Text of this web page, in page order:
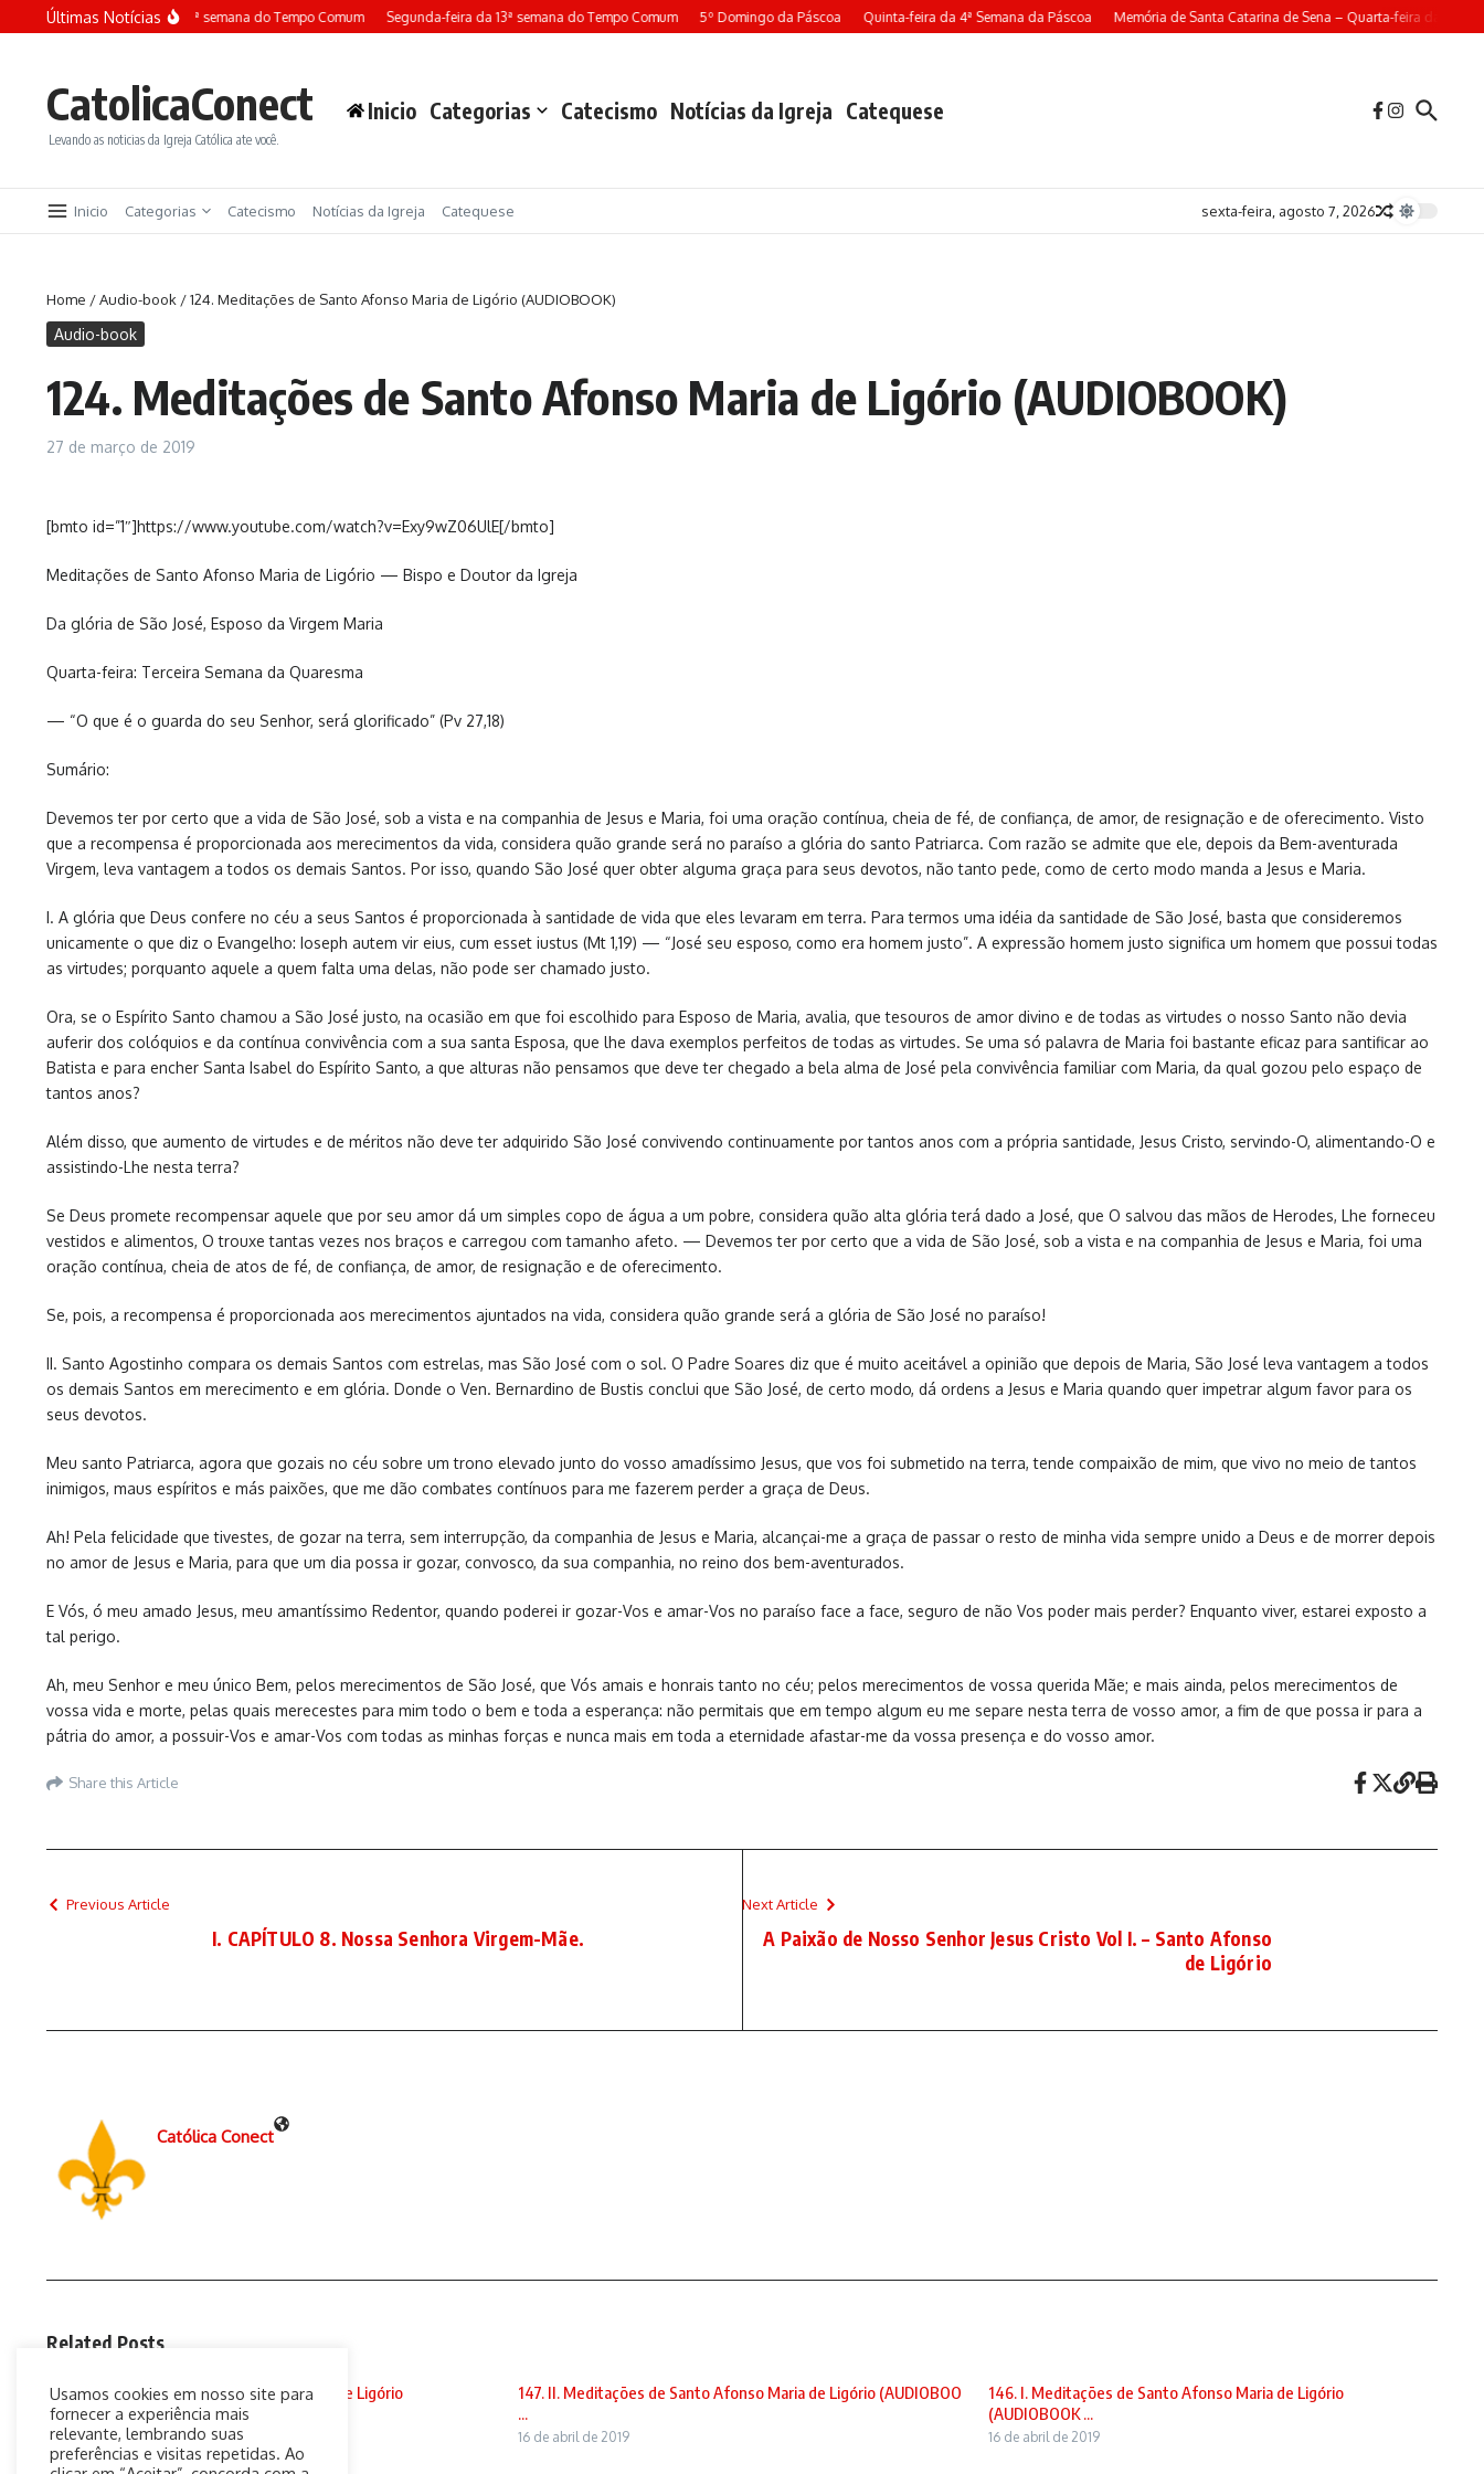
Ir para o conteúdo
Últimas Notícias
Terça-feira da 13ª semana do Tempo Comum Segunda-feira da 13ª semana do Tempo Comum 5º Domingo da Páscoa Quinta-feira da 4ª Semana da Páscoa Memória de Santa Catarina de Sena – Quarta-feira da 4ª
CatolicaConect
Levando as noticias da Igreja Católica ate você.
Inicio Categorias Catecismo Notícias da Igreja Catequese
Inicio Categorias Catecismo Notícias da Igreja Catequese sexta-feira, agosto 7, 2026
Home /Audio-book /124. Meditações de Santo Afonso Maria de Ligório (AUDIOBOOK)
Audio-book
124. Meditações de Santo Afonso Maria de Ligório (AUDIOBOOK)
27 de março de 2019
[bmto id=”1″]https://www.youtube.com/watch?v=Exy9wZ06UlE[/bmto]
Meditações de Santo Afonso Maria de Ligório — Bispo e Doutor da Igreja
Da glória de São José, Esposo da Virgem Maria
Quarta-feira: Terceira Semana da Quaresma
— “O que é o guarda do seu Senhor, será glorificado” (Pv 27,18)
Sumário:
Devemos ter por certo que a vida de São José, sob a vista e na companhia de Jesus e Maria, foi uma oração contínua, cheia de fé, de confiança, de amor, de resignação e de oferecimento. Visto
que a recompensa é proporcionada aos merecimentos da vida, considera quão grande será no paraíso a glória do santo Patriarca. Com razão se admite que ele, depois da Bem-aventurada
Virgem, leva vantagem a todos os demais Santos. Por isso, quando São José quer obter alguma graça para seus devotos, não tanto pede, como de certo modo manda a Jesus e Maria.
I. A glória que Deus confere no céu a seus Santos é proporcionada à santidade de vida que eles levaram em terra. Para termos uma idéia da santidade de São José, basta que consideremos
unicamente o que diz o Evangelho: Ioseph autem vir eius, cum esset iustus (Mt 1,19) — “José seu esposo, como era homem justo”. A expressão homem justo significa um homem que possui todas
as virtudes; porquanto aquele a quem falta uma delas, não pode ser chamado justo.
Ora, se o Espírito Santo chamou a São José justo, na ocasião em que foi escolhido para Esposo de Maria, avalia, que tesouros de amor divino e de todas as virtudes o nosso Santo não devia
auferir dos colóquios e da contínua convivência com a sua santa Esposa, que lhe dava exemplos perfeitos de todas as virtudes. Se uma só palavra de Maria foi bastante eficaz para santificar ao
Batista e para encher Santa Isabel do Espírito Santo, a que alturas não pensamos que deve ter chegado a bela alma de José pela convivência familiar com Maria, da qual gozou pelo espaço de
tantos anos?
Além disso, que aumento de virtudes e de méritos não deve ter adquirido São José convivendo continuamente por tantos anos com a própria santidade, Jesus Cristo, servindo-O, alimentando-O e
assistindo-Lhe nesta terra?
Se Deus promete recompensar aquele que por seu amor dá um simples copo de água a um pobre, considera quão alta glória terá dado a José, que O salvou das mãos de Herodes, Lhe forneceu
vestidos e alimentos, O trouxe tantas vezes nos braços e carregou com tamanho afeto. — Devemos ter por certo que a vida de São José, sob a vista e na companhia de Jesus e Maria, foi uma
oração contínua, cheia de atos de fé, de confiança, de amor, de resignação e de oferecimento.
Se, pois, a recompensa é proporcionada aos merecimentos ajuntados na vida, considera quão grande será a glória de São José no paraíso!
II. Santo Agostinho compara os demais Santos com estrelas, mas São José com o sol. O Padre Soares diz que é muito aceitável a opinião que depois de Maria, São José leva vantagem a todos
os demais Santos em merecimento e em glória. Donde o Ven. Bernardino de Bustis conclui que São José, de certo modo, dá ordens a Jesus e Maria quando quer impetrar algum favor para os
seus devotos.
Meu santo Patriarca, agora que gozais no céu sobre um trono elevado junto do vosso amadíssimo Jesus, que vos foi submetido na terra, tende compaixão de mim, que vivo no meio de tantos
inimigos, maus espíritos e más paixões, que me dão combates contínuos para me fazerem perder a graça de Deus.
Ah! Pela felicidade que tivestes, de gozar na terra, sem interrupção, da companhia de Jesus e Maria, alcançai-me a graça de passar o resto de minha vida sempre unido a Deus e de morrer depois
no amor de Jesus e Maria, para que um dia possa ir gozar, convosco, da sua companhia, no reino dos bem-aventurados.
E Vós, ó meu amado Jesus, meu amantíssimo Redentor, quando poderei ir gozar-Vos e amar-Vos no paraíso face a face, seguro de não Vos poder mais perder? Enquanto viver, estarei exposto a
tal perigo.
Ah, meu Senhor e meu único Bem, pelos merecimentos de São José, que Vós amais e honrais tanto no céu; pelos merecimentos de vossa querida Mãe; e mais ainda, pelos merecimentos de
vossa vida e morte, pelas quais merecestes para mim todo o bem e toda a esperança: não permitais que em tempo algum eu me separe nesta terra de vosso amor, a fim de que possa ir para a
pátria do amor, a possuir-Vos e amar-Vos com todas as minhas forças e nunca mais em toda a eternidade afastar-me da vossa presença e do vosso amor.
Share this Article
Previous Article
I. CAPÍTULO 8. Nossa Senhora Virgem-Mãe.
Next Article
A Paixão de Nosso Senhor Jesus Cristo Vol I. – Santo Afonso
de Ligório
Católica Conect
Related Posts
148. I. Meditações de Santo Afonso Maria de Ligório
(AUDIOBOOK ...
17 de abril de 2019
147. II. Meditações de Santo Afonso Maria de Ligório (AUDIOBOO
...
16 de abril de 2019
146. I. Meditações de Santo Afonso Maria de Ligório
(AUDIOBOOK ...
16 de abril de 2019
Usamos cookies em nosso site para
fornecer a experiência mais
relevante, lembrando suas
preferências e visitas repetidas. Ao